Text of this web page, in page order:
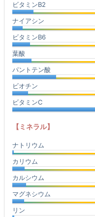
ビタミンB2
ナイアシン
ビタミンB6
葉酸
パントテン酸
ビオチン
ビタミンC
【ミネラル】
ナトリウム
カリウム
カルシウム
マグネシウム
リン